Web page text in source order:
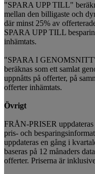
"SPARA UPP TILL"
mellan den billigaste och
där minst 25% av
SPARA UPP TILL
inhämtats.
"SPARA I
beräknas som ett samlat
uppnåtts på offerter, på
offerter inhämtats.
Övrigt
FRÅN-PRISER
pris- och
uppdateras en gång i
baseras på 12 månaders
offerter. Priserna är